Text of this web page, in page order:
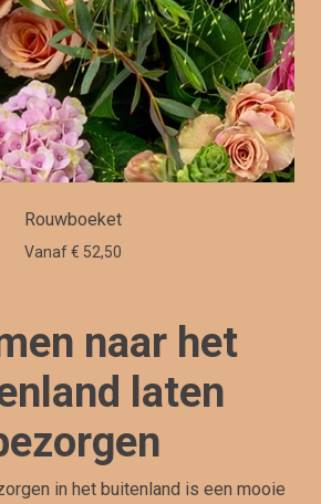
Rouwboeket
Vanaf € 52,50
naar het
laten
in het buitenland is een mooie